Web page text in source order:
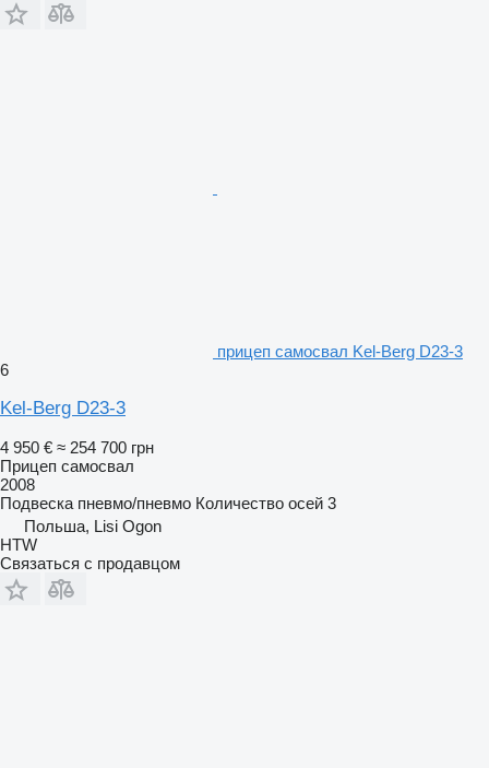
прицеп самосвал Kel-Berg D23-3
6
Kel-Berg D23-3
4 950 € ≈ 254 700 грн
Прицеп самосвал
2008
Подвеска пневмо/пневмо Количество осей 3
Польша, Lisi Ogon
HTW
Связаться с продавцом